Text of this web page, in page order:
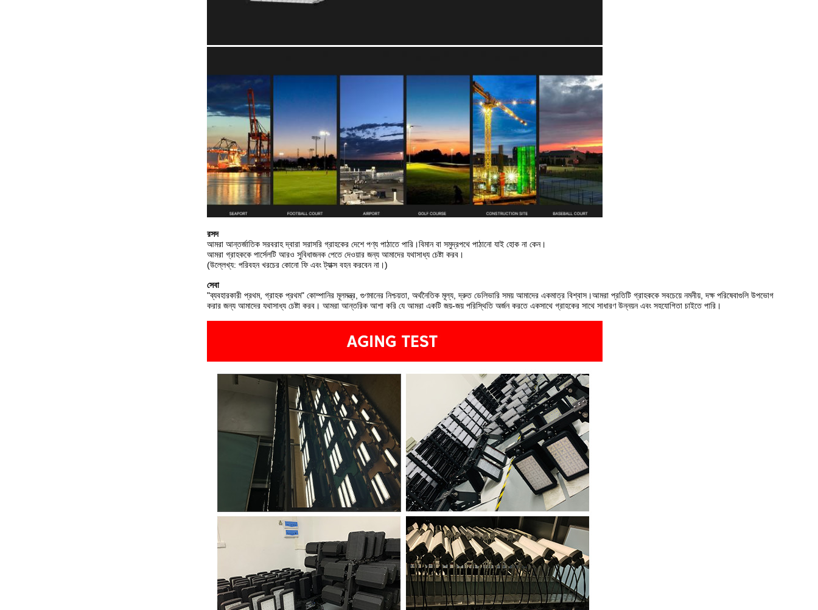
রসদ
আমরা আন্তর্জাতিক সরবরাহ দ্বারা সরাসরি গ্রাহকের দেশে পণ্য পাঠাতে পারি।বিমান বা সমুদ্রপথে পাঠানো যাই হোক না কেন।
আমরা গ্রাহককে পার্সেলটি আরও সুবিধাজনক পেতে দেওয়ার জন্য আমাদের যথাসাধ্য চেষ্টা করব।
(উল্লেখ্য: পরিবহন খরচের কোনো ফি এবং ট্যাক্স বহন করবেন না।)
সেবা
"ব্যবহারকারী প্রথম, গ্রাহক প্রথম" কোম্পানির মূলমন্ত্র, গুণমানের নিশ্চয়তা, অর্থনৈতিক মূল্য, দ্রুত ডেলিভারি সময় আমাদের একমাত্র বিশ্বাস।আমরা প্রতিটি গ্রাহককে সবচেয়ে নমনীয়, দক্ষ পরিষেবাগুলি উপভোগ
করার জন্য আমাদের যথাসাধ্য চেষ্টা করব। আমরা আন্তরিক আশা করি যে আমরা একটি জয়-জয় পরিস্থিতি অর্জন করতে একসাথে গ্রাহকের সাথে সাধারণ উন্নয়ন এবং সহযোগিতা চাইতে পারি।